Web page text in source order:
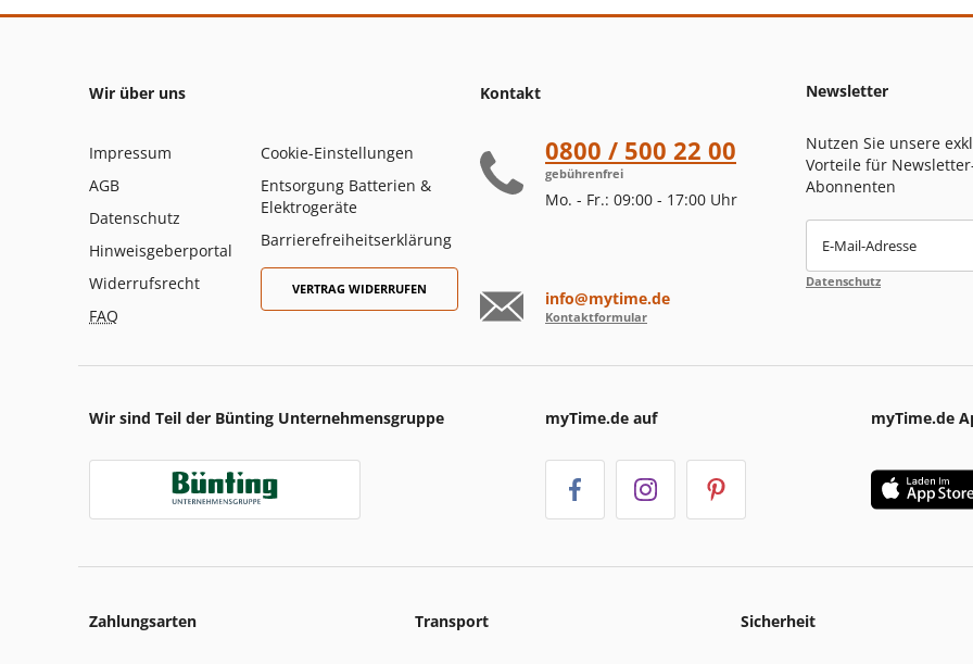
Wir über uns
Impressum
AGB
Datenschutz
Hinweisgeberportal
Widerrufsrecht
FAQ
Cookie-Einstellungen
Entsorgung Batterien &
Elektrogeräte
Barrierefreiheitserklärung
VERTRAG WIDERRUFEN
Kontakt
0800 / 500 22 00
gebührenfrei
Mo. - Fr.: 09:00 - 17:00 Uhr
info@mytime.de
Kontaktformular
Newsletter
Nutzen Sie unsere
Vorteile für
Abonnenten
E-Mail-Adresse
Datenschutz
Wir sind Teil der Bünting Unternehmensgruppe myTime.de auf myTime.de
Zahlungsarten Transport Sicherheit